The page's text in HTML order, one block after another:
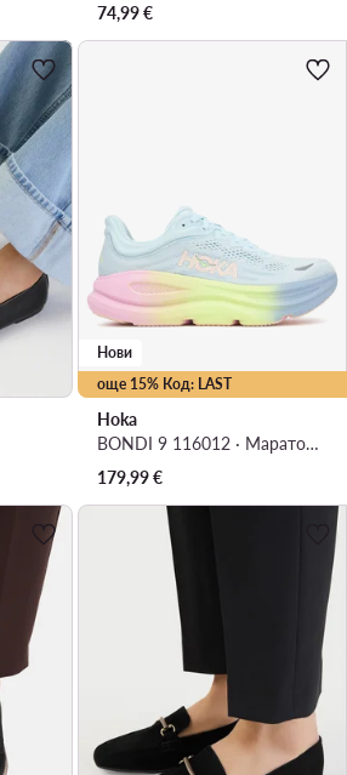
74,99€
още 15% Код: LAST
Нови
Hoka
BONDI 9 116012 · Маратонки за бягане
179,99€